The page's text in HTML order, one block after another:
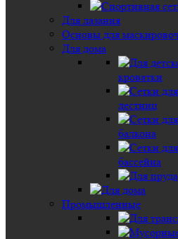
Для лазания
Основы для
Для дома
кроватки
лестниц
балкона
бассейна
Промышленные